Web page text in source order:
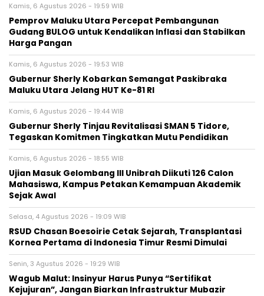
Kamis, 6 Agustus 2026 - 19:59 WIB
Pemprov Maluku Utara Percepat Pembangunan
Gudang BULOG untuk Kendalikan Inflasi dan Stabilkan
Harga Pangan
Kamis, 6 Agustus 2026 - 19:53 WIB
Gubernur Sherly Kobarkan Semangat Paskibraka
Maluku Utara Jelang HUT Ke-81 RI
Kamis, 6 Agustus 2026 - 19:44 WIB
Gubernur Sherly Tinjau Revitalisasi SMAN 5 Tidore,
Tegaskan Komitmen Tingkatkan Mutu Pendidikan
Kamis, 6 Agustus 2026 - 18:55 WIB
Ujian Masuk Gelombang III Unibrah Diikuti 126 Calon
Mahasiswa, Kampus Petakan Kemampuan Akademik
Sejak Awal
Selasa, 4 Agustus 2026 - 19:09 WIB
RSUD Chasan Boesoirie Cetak Sejarah, Transplantasi
Kornea Pertama di Indonesia Timur Resmi Dimulai
Senin, 3 Agustus 2026 - 19:29 WIB
Wagub Malut: Insinyur Harus Punya “Sertifikat
Kejujuran”, Jangan Biarkan Infrastruktur Mubazir